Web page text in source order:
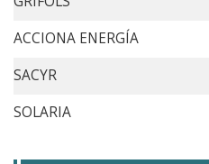
ACCIONA ENERGÍA
SACYR
SOLARIA